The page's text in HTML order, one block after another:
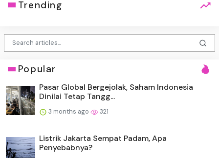
Trending
Popular
Pasar Global Bergejolak, Saham Indonesia
Dinilai Tetap Tangg...
3 months ago 321
Listrik Jakarta Sempat Padam, Apa
Penyebabnya?